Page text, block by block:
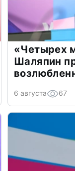
«Четырех
Шаляпин
6 августа 67